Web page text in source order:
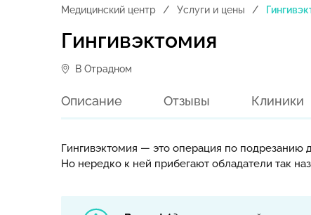
Медицинский центр Услуги и цены
Гингивэктомия
В Отрадном
Описание Отзывы Клиники
Гингивэктомия — это операция по подрезанию
Но нередко к ней прибегают обладатели так